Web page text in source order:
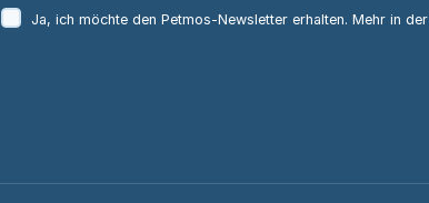
Ja, ich möchte den Petmos-Newsletter erhalten. Mehr in der